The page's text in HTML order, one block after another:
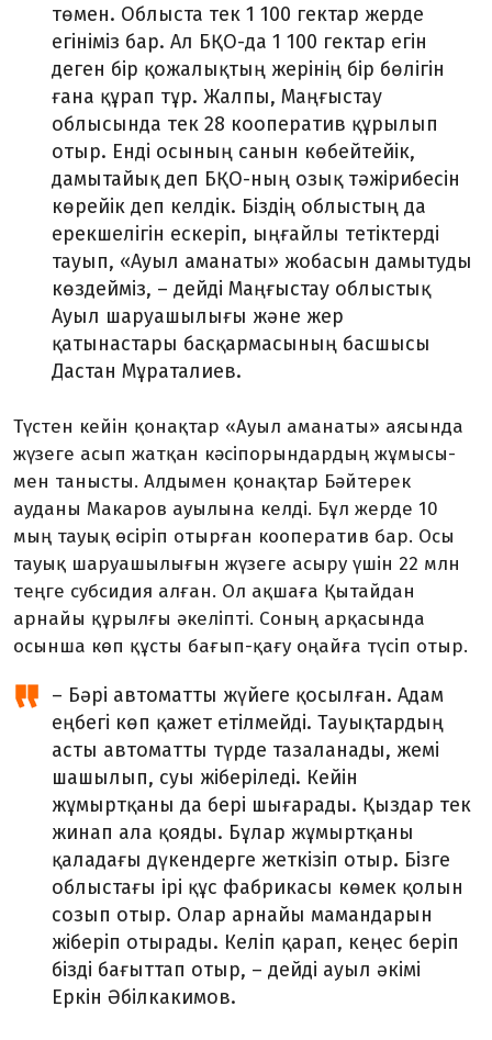
төмен. Облыста тек 1 100 гектар жерде
егініміз бар. Ал БҚО-да 1 100 гектар егін
деген бір қожа­лық­­тың жерінің бір бөлігін
ғана құрап тұр. Жалпы, Маңғыстау
облысын­да тек 28 кооператив құ­ры­лып
отыр. Енді осының санын көбей­тейік,
дамытайық деп БҚО-ның озық тәжірибесін
көрейік деп кел­дік. Біздің облыстың да
ерек­ше­лігін ескеріп, ыңғайлы тетік­тер­ді
тауып, «Ауыл аманаты» жоба­сын дамытуды
көздейміз, – дейді Маң­ғыс­тау облыстық
Ауыл шаруашы­лы­ғы және жер
қатынастары бас­қар­масының басшысы
Дастан Мұраталиев.
Түстен кейін қонақтар «Ауыл аманаты» аясында
жүзеге асып жатқан кәсіпорындардың жұмы­сы­
мен танысты. Алдымен қонақ­тар Бәйтерек
ауданы Макаров ауыл­ына келді. Бұл жерде 10
мың тауық өсіріп отырған кооператив бар. Осы
тауық шаруашылығын жүзеге асыру үшін 22 млн
теңге субсидия алған. Ол ақшаға Қы­тайдан
арнайы құрылғы әкеліпті. Соның арқасында
осынша көп құсты бағып-қағу оңайға түсіп отыр.
– Бәрі автоматты жүйеге қос­ылған. Адам
еңбегі көп қажет етілмейді. Тауықтардың
асты авто­матты түрде тазаланады, жемі
шашы­лып, суы жіберіледі. Кейін
жұмыртқаны да бері шығарады. Қыздар тек
жинап ала қояды. Бұ­лар жұмыртқаны
қаладағы дүкен­дерге жеткізіп отыр. Бізге
облыс­тағы ірі құс фабрикасы көмек қол­ын
созып отыр. Олар арнайы мамандарын
жіберіп отырады. Келіп қарап, кеңес беріп
бізді бағыттап отыр, – дейді ауыл әкімі
Еркін Әбілкакимов.